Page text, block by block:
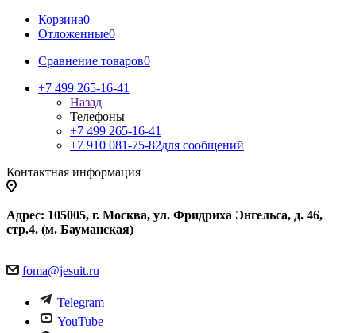
Корзина0
Отложенные0
Сравнение товаров0
+7 499 265-16-41
Назад
Телефоны
+7 499 265-16-41
+7 910 081-75-82для сообщений
Контактная информация
Адрес: 105005, г. Москва, ул. Фридриха Энгельса, д. 46,
стр.4. (м. Бауманская)
foma@jesuit.ru
Telegram
YouTube